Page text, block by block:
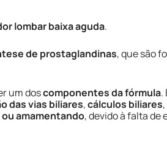
lombar baixa aguda.
de prostaglandinas, que são
um doscomponentes da fórmula.
das vias biliares,cálculos biliares,
amamentando, devido à falta de